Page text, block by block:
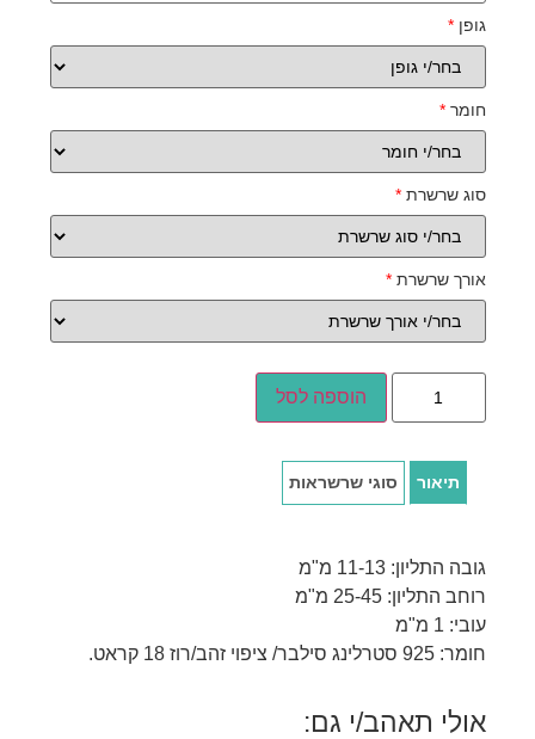
גופן*
חומר*
סוג שרשרת*
אורך שרשרת*
הוספה לסל
תיאור סוגי שרשראות
גובה התליון: 11-13 מ"מ
רוחב התליון: 25-45 מ"מ
עובי: 1 מ"מ
חומר: 925 סטרלינג סילבר/ ציפוי זהב/רוז 18 קראט.
אולי תאהב/י גם: